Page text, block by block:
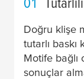
Doğru klişe
tutarlı baskı
Motife bağlı
sonuçlar